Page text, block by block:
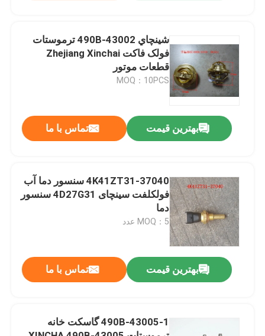
ویدیو
تور کارخانه
کنترل کیفیت
با ما تماس بگیرید
درخواست نقل قول
مجموعه بلوک موتور و لوازم جانبی
شينچاي 490B-43002 ترموستات
فولک فاکت Zhejiang Xinchai
قطعات موتور
MOQ：10PCS
بهترین قیمت تماس با ما
4K41ZT31-37040 سنسور دما آب
فولکلفت سینچای 4D27G31 سنسور
دما
MOQ：5 عدد
بهترین قیمت تماس با ما
490B-43005-1 گاسکت خانه